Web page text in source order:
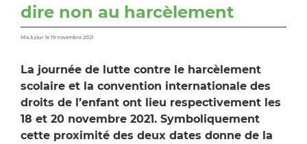
dire non au harcèlement
Mis à jour le 19 novembre 2021
La journée de lutte contre le harcèlement
scolaire et la convention internationale des
droits de l’enfant ont lieu respectivement les
18 et 20 novembre 2021. Symboliquement
cette proximité des deux dates donne de la